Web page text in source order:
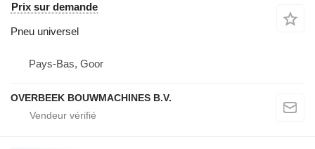
Prix sur demande
Pneu universel
Pays-Bas, Goor
OVERBEEK BOUWMACHINES B.V.